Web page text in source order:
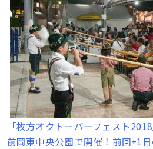
「枚方オクトーバーフェスト
前岡東中央公園で開催！前回+1